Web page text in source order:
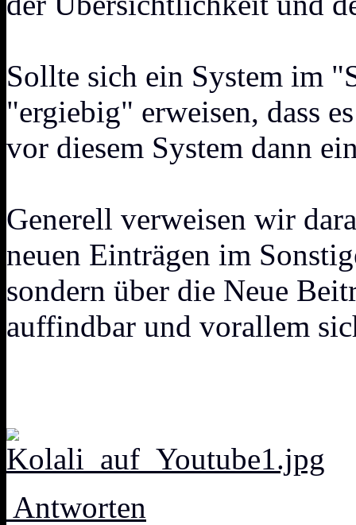
Sollte sich ein System im
"ergiebig" erweisen, dass
vor diesem System dann
Generell verweisen wir
neuen Einträgen im
sondern über die Neue
auffindbar und vorallem
Antworten